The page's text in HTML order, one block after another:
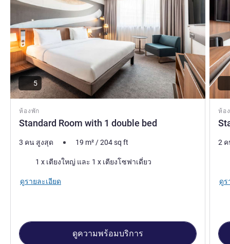
ห้องพัก
Standard Room with 1 double bed
5
3 คน สูงสุด 19 m²/204sq ft
เครื่องนอน 1 x เตียงใหญ่ และ 1 x เตียงโซฟาเดี่ยว
ดูรายละเอียด
ดูความพร้อมบริการ
ห้อ
2
ดูร